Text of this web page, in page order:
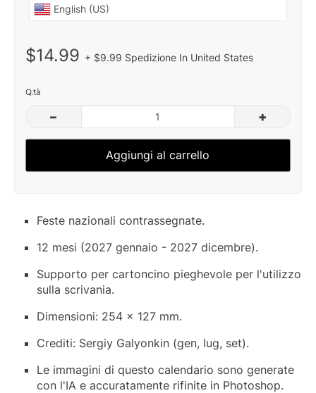
$14.99 + $9.99 Spedizione In United States
Q.tà
– +
Aggiungi al carrello
Feste nazionali contrassegnate.
12 mesi (2027 gennaio - 2027 dicembre).
Supporto per cartoncino pieghevole per l'utilizzo
sulla scrivania.
Dimensioni: 254 x 127 mm.
Crediti: Sergiy Galyonkin (gen, lug, set).
Le immagini di questo calendario sono generate
con l'IA e accuratamente rifinite in Photoshop.